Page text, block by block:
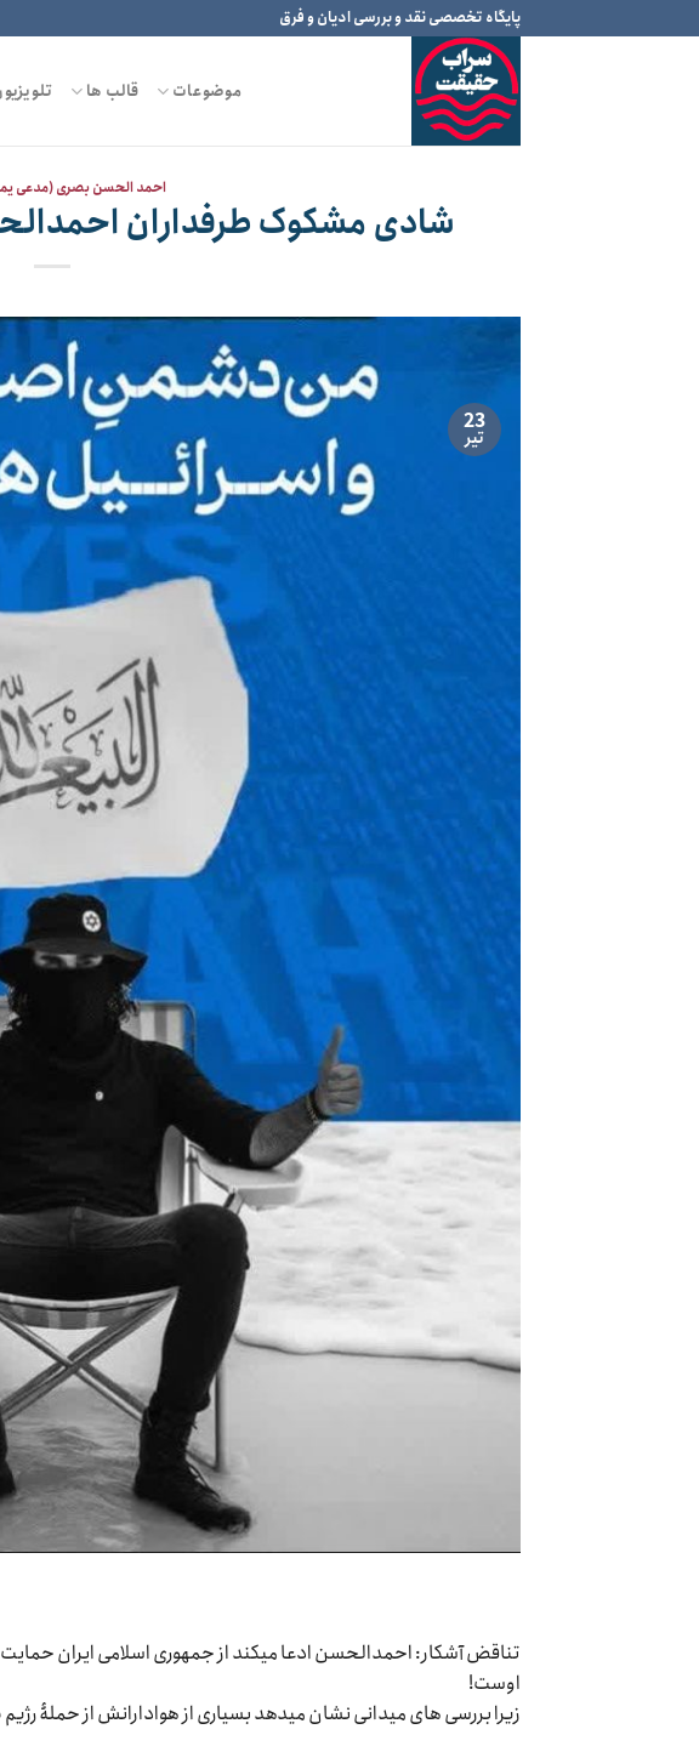
to
پایگاه تخصصی نقد و بررسی ادیان و فرق
موضوعات قالب ها
احمد الحسن بصری (مدعی
شادی مشکوک طرفداران
23
تیر
تناقض آشکار: احمدالحسن ادعا میکند از جمهوری اسلامی ایران حمایت
اوست!
زیرا بررسی های میدانی نشان میدهد بسیاری از هوادارانش از حملۀ